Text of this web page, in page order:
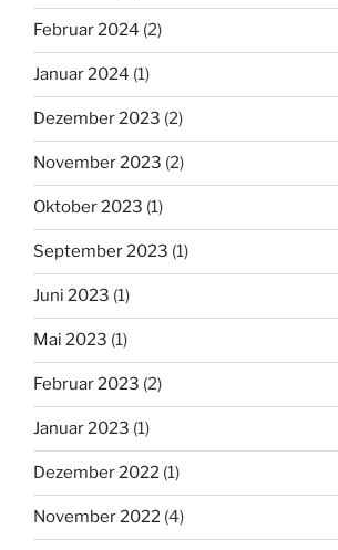
Februar 2024 (2)
Januar 2024 (1)
Dezember 2023 (2)
November 2023 (2)
Oktober 2023 (1)
September 2023 (1)
Juni 2023 (1)
Mai 2023 (1)
Februar 2023 (2)
Januar 2023 (1)
Dezember 2022 (1)
November 2022 (4)